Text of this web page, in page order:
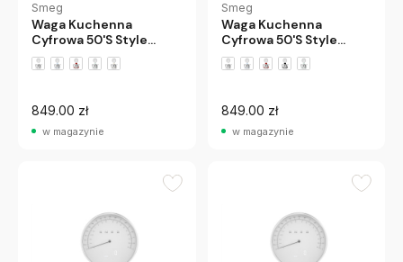
Smeg
Waga Kuchenna
Cyfrowa 50'S Style
Czarna Smeg
849.00 zł
w magazynie
Smeg
Waga Kuchenna
Cyfrowa 50'S Style
Kremowa Smeg
849.00 zł
w magazynie